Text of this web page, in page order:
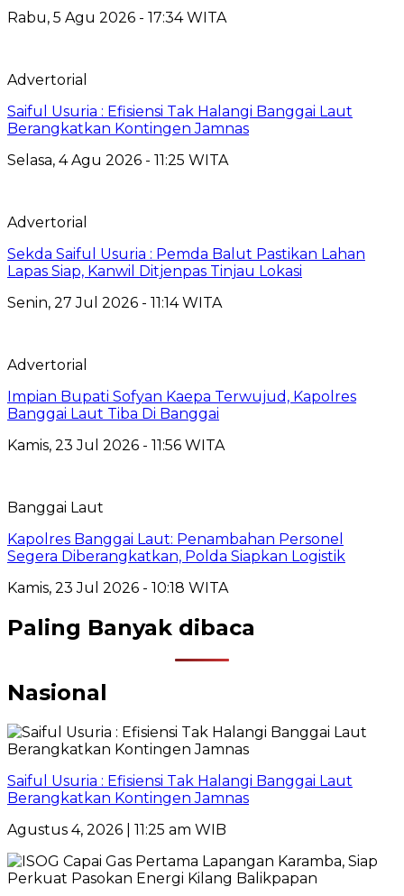
Rabu, 5 Agu 2026 - 17:34 WITA
Advertorial
Saiful Usuria : Efisiensi Tak Halangi Banggai Laut
Berangkatkan Kontingen Jamnas
Selasa, 4 Agu 2026 - 11:25 WITA
Advertorial
Sekda Saiful Usuria : Pemda Balut Pastikan Lahan
Lapas Siap, Kanwil Ditjenpas Tinjau Lokasi
Senin, 27 Jul 2026 - 11:14 WITA
Advertorial
Impian Bupati Sofyan Kaepa Terwujud, Kapolres
Banggai Laut Tiba Di Banggai
Kamis, 23 Jul 2026 - 11:56 WITA
Banggai Laut
Kapolres Banggai Laut: Penambahan Personel
Segera Diberangkatkan, Polda Siapkan Logistik
Kamis, 23 Jul 2026 - 10:18 WITA
Paling Banyak dibaca
Nasional
Saiful Usuria : Efisiensi Tak Halangi Banggai Laut
Berangkatkan Kontingen Jamnas
Agustus 4, 2026 | 11:25 am WIB